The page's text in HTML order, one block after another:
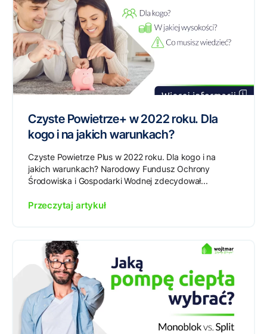
Czyste Powietrze+ w 2022 roku. Dla
kogo i na jakich warunkach?
Czyste Powietrze Plus w 2022 roku. Dla kogo i na
jakich warunkach? Narodowy Fundusz Ochrony
Środowiska i Gospodarki Wodnej zdecydował...
Przeczytaj artykuł